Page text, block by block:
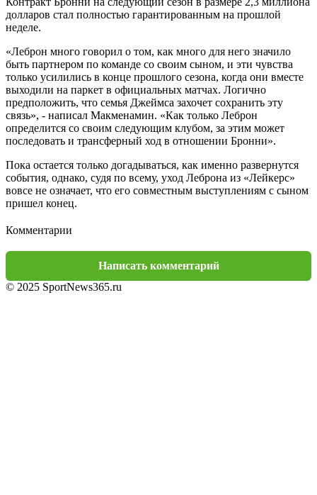
долларов стал полностью гарантированным на прошлой
неделе.
«Леброн много говорил о том, как много для него значило
быть партнером по команде со своим сыном, и эти чувства
только усилились в конце прошлого сезона, когда они вместе
выходили на паркет в официальных матчах. Логично
предположить, что семья Джеймса захочет сохранить эту
связь», - написал Макменамин. «Как только Леброн
определится со своим следующим клубом, за этим может
последовать и трансферный ход в отношении Бронни».
Пока остается только догадываться, как именно развернутся
события, однако, судя по всему, уход Леброна из «Лейкерс»
вовсе не означает, что его совместным выступлениям с сыном
пришел конец.
Комментарии
Написать комментарий
© 2025 SportNews365.ru